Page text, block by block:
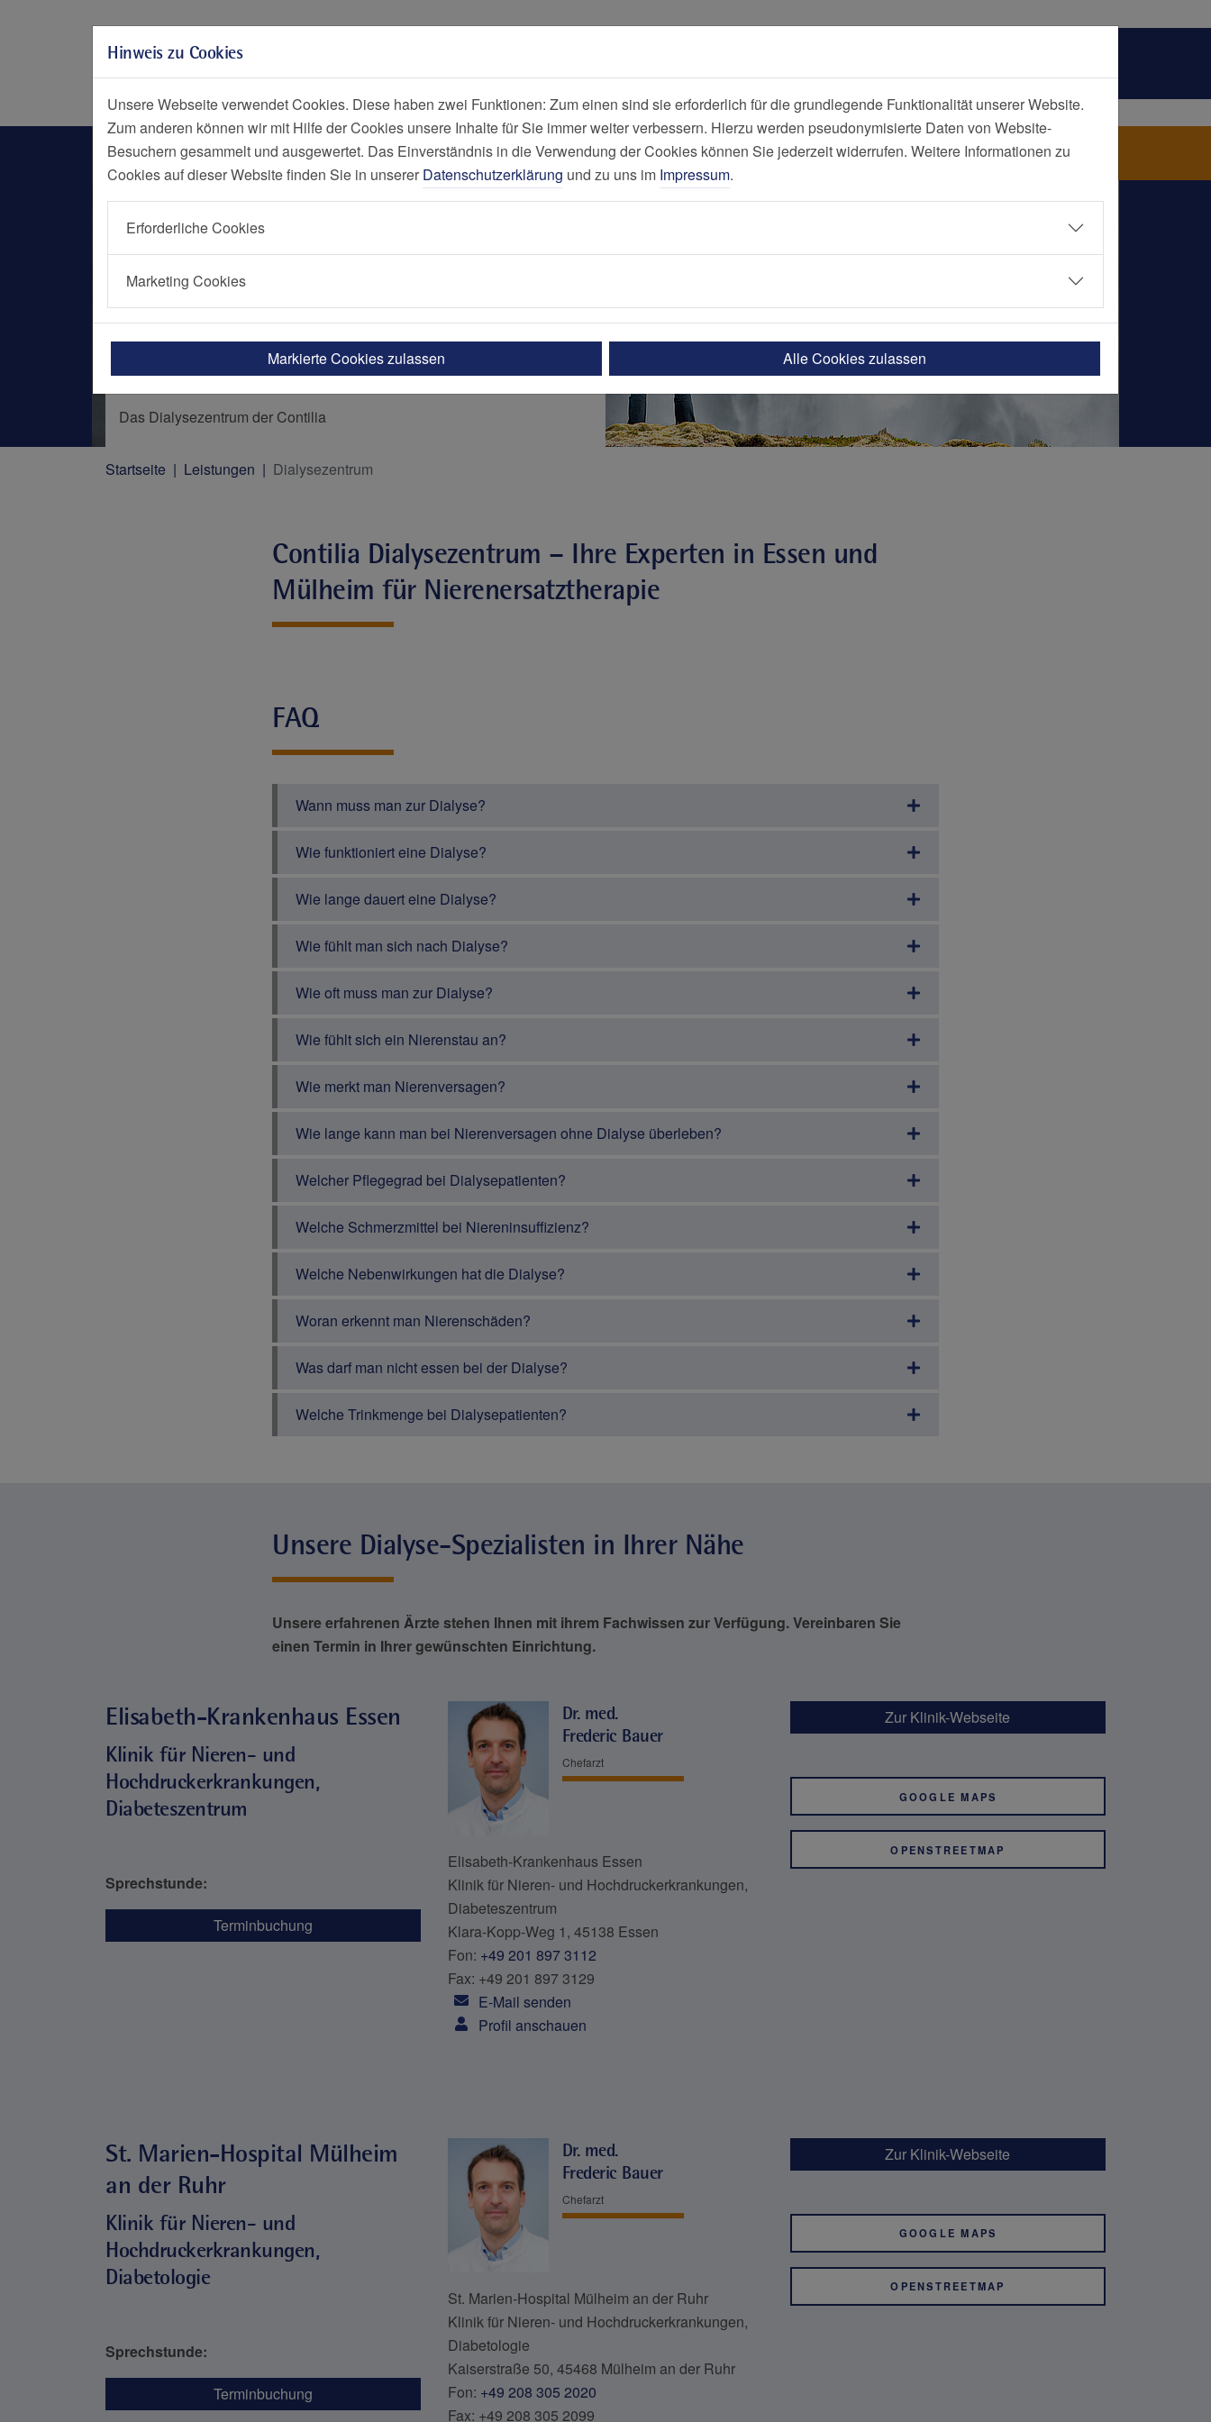
Zum Seitenende springen
Menü Social Media
Dialysezentrum Dialysezentrum
Nierenversagen?
Wir können Ihnen helfen!
Das Dialysezentrum der Contilia
Startseite Leistungen Dialysezentrum
Contilia Dialysezentrum – Ihre Experten in Essen und
Mülheim für Nierenersatztherapie
FAQ
Wann muss man zur Dialyse?
Wie funktioniert eine Dialyse?
Wie lange dauert eine Dialyse?
Wie fühlt man sich nach Dialyse?
Wie oft muss man zur Dialyse?
Wie fühlt sich ein Nierenstau an?
Wie merkt man Nierenversagen?
Wie lange kann man bei Nierenversagen ohne Dialyse überleben?
Welcher Pflegegrad bei Dialysepatienten?
Welche Schmerzmittel bei Niereninsuffizienz?
Welche Nebenwirkungen hat die Dialyse?
Woran erkennt man Nierenschäden?
Was darf man nicht essen bei der Dialyse?
Welche Trinkmenge bei Dialysepatienten?
Unsere Dialyse-Spezialisten in Ihrer Nähe
Unsere erfahrenen Ärzte stehen Ihnen mit ihrem Fachwissen zur Verfügung. Vereinbaren Sie
einen Termin in Ihrer gewünschten Einrichtung.
Elisabeth-Krankenhaus Essen
Klinik für Nieren- und
Hochdruckerkrankungen,
Diabeteszentrum
Sprechstunde:
Terminbuchung
Dr. med.
Frederic Bauer
Chefarzt
Elisabeth-Krankenhaus Essen
Klinik für Nieren- und Hochdruckerkrankungen,
Diabeteszentrum
Klara-Kopp-Weg 1, 45138 Essen
Fon: +49 201 897 3112
Fax: +49 201 897 3129
E-Mail senden
Profil anschauen
Zur Klinik-Webseite
GOOGLE MAPS
OPENSTREETMAP
St. Marien-Hospital Mülheim
an der Ruhr
Klinik für Nieren- und
Hochdruckerkrankungen,
Diabetologie
Sprechstunde:
Terminbuchung
Dr. med.
Frederic Bauer
Chefarzt
St. Marien-Hospital Mülheim an der Ruhr
Klinik für Nieren- und Hochdruckerkrankungen,
Diabetologie
Kaiserstraße 50, 45468 Mülheim an der Ruhr
Fon: +49 208 305 2020
Fax: +49 208 305 2099
Zur Klinik-Webseite
GOOGLE MAPS
OPENSTREETMAP
Hinweis zu Cookies
Unsere Webseite verwendet Cookies. Diese haben zwei Funktionen: Zum einen sind sie erforderlich für die grundlegende Funktionalität unserer Website.
Zum anderen können wir mit Hilfe der Cookies unsere Inhalte für Sie immer weiter verbessern. Hierzu werden pseudonymisierte Daten von Website-
Besuchern gesammelt und ausgewertet. Das Einverständnis in die Verwendung der Cookies können Sie jederzeit widerrufen. Weitere Informationen zu
Cookies auf dieser Website finden Sie in unserer Datenschutzerklärung und zu uns im Impressum.
Erforderliche Cookies
Marketing Cookies
Markierte Cookies zulassen Alle Cookies zulassen